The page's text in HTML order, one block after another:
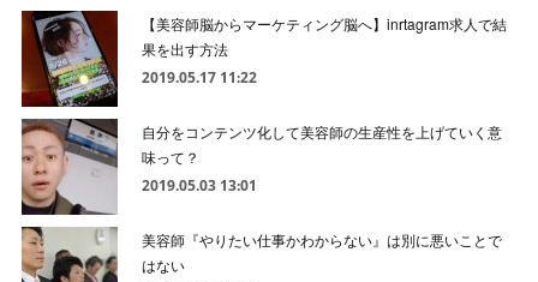
【美容師脳からマーケティング脳へ】inrtagram求人で結
果を出す方法
2019.05.17 11:22
自分をコンテンツ化して美容師の生産性を上げていく意
味って？
2019.05.03 13:01
美容師『やりたい仕事かわからない』は別に悪いことで
はない